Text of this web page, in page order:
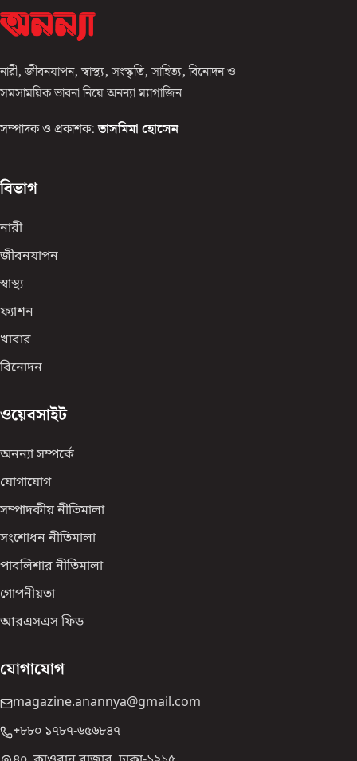
নারী, জীবনযাপন, স্বাস্থ্য, সংস্কৃতি, সাহিত্য, বিনোদন ও
সমসাময়িক ভাবনা নিয়ে অনন্যা ম্যাগাজিন।
সম্পাদক ও প্রকাশক: তাসমিমা হোসেন
বিভাগ
নারী
জীবনযাপন
স্বাস্থ্য
ফ্যাশন
খাবার
বিনোদন
ওয়েবসাইট
অনন্যা সম্পর্কে
যোগাযোগ
সম্পাদকীয় নীতিমালা
সংশোধন নীতিমালা
পাবলিশার নীতিমালা
গোপনীয়তা
আরএসএস ফিড
যোগাযোগ
magazine.anannya@gmail.com
+৮৮০ ১৭৮৭-৬৫৬৮৪৭